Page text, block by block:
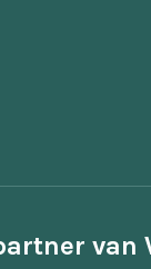
van